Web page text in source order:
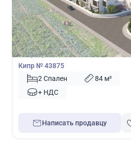
€255 000
Квартира
Квартира с 2 спальнями в Кити,
Кипр № 43875
2 Спален
84 м²
+ НДС
Написать продавцу